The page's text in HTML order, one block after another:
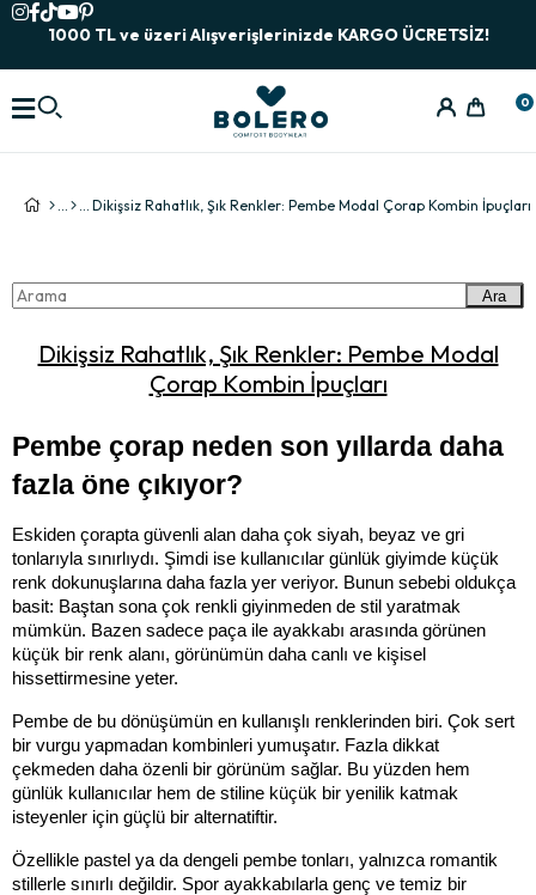
1000 TL ve üzeri Alışverişlerinizde KARGO ÜCRETSİZ!
0
Dikişsiz Rahatlık, Şık Renkler: Pembe Modal Çorap Kombin İpuçları
Ara
Dikişsiz Rahatlık, Şık Renkler: Pembe Modal
Çorap Kombin İpuçları
Pembe çorap neden son yıllarda daha
fazla öne çıkıyor?
Eskiden çorapta güvenli alan daha çok siyah, beyaz ve gri
tonlarıyla sınırlıydı. Şimdi ise kullanıcılar günlük giyimde küçük
renk dokunuşlarına daha fazla yer veriyor. Bunun sebebi oldukça
basit: Baştan sona çok renkli giyinmeden de stil yaratmak
mümkün. Bazen sadece paça ile ayakkabı arasında görünen
küçük bir renk alanı, görünümün daha canlı ve kişisel
hissettirmesine yeter.
Pembe de bu dönüşümün en kullanışlı renklerinden biri. Çok sert
bir vurgu yapmadan kombinleri yumuşatır. Fazla dikkat
çekmeden daha özenli bir görünüm sağlar. Bu yüzden hem
günlük kullanıcılar hem de stiline küçük bir yenilik katmak
isteyenler için güçlü bir alternatiftir.
Özellikle pastel ya da dengeli pembe tonları, yalnızca romantik
stillerle sınırlı değildir. Spor ayakkabılarla genç ve temiz bir